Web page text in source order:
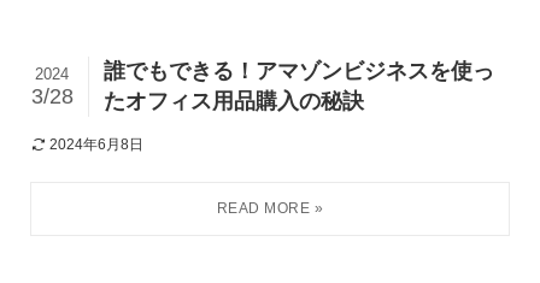
誰でもできる！アマゾンビジネスを使っ
たオフィス用品購入の秘訣
2024
3/28
2024年6月8日